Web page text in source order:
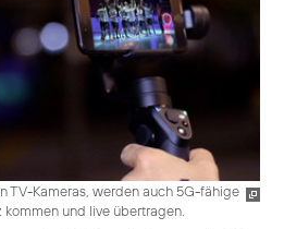
TV-Kameras, werden auch 5G-fähige
und live übertragen.